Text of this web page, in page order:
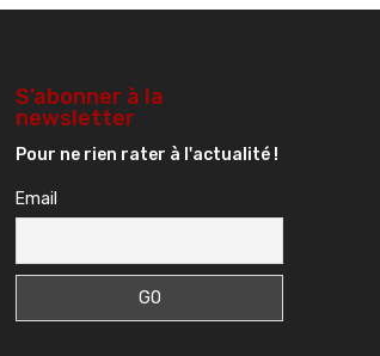
S’abonner à la
newsletter
Pour ne rien rater à l'actualité !
Email